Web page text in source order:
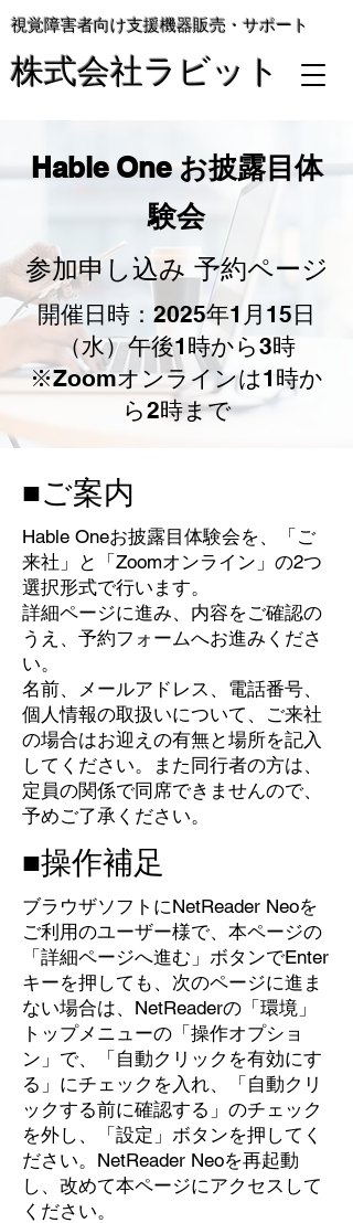
株式会社ラビット
視覚障害者向け支援機器販売・サポート
Hable One お披露目体
験会
参加申し込み 予約ページ
開催日時： 2025年1月15日
（水）午後1時から3時
※Zoomオンラインは1時か
ら2時まで
■​ご案内
Hable Oneお披露目体験会を、「ご
来社」と「Zoomオンライン」の2つ
選択形式で行います。
詳細ページに進み、内容をご確認の
うえ、予約フォームへお進みくださ
い。
名前、メールアドレス、電話番号、
個人情報の取扱いについて、ご来社
の場合はお迎えの有無と場所を記入
してください。また同行者の方は、
定員の関係で同席できませんので、
予めご了承ください。
■操作補足
ブラウザソフトにNetReader Neoを
ご利用のユーザー様で、本ページの
「詳細ページへ進む」ボタンでEnter
キーを押しても、次のページに進ま
ない場合は、NetReaderの「環境」
トップメニューの「操作オプショ
ン」で、「自動クリックを有効にす
る」にチェックを入れ、「自動クリ
ックする前に確認する」のチェック
を外し、「設定」ボタンを押してく
ださい。NetReader Neoを再起動
し、改めて本ページにアクセスして
ください。